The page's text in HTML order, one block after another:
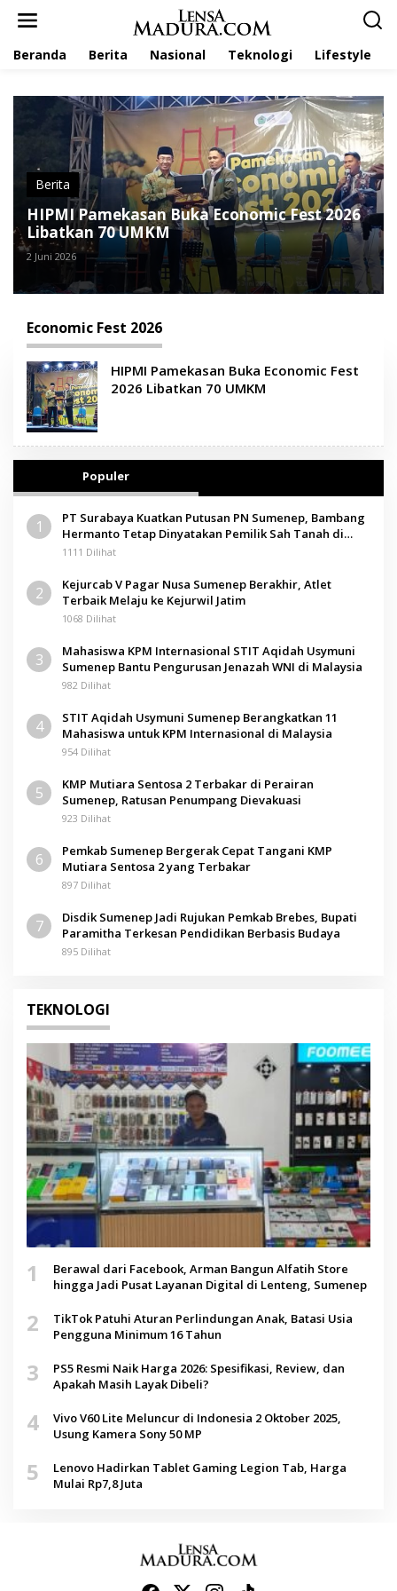
Beranda Berita Nasional Teknologi Lifestyle
Berita
HIPMI Pamekasan Buka Economic Fest 2026
Libatkan 70 UMKM
2 Juni 2026
Economic Fest 2026
HIPMI Pamekasan Buka Economic Fest
2026 Libatkan 70 UMKM
Populer
1
PT Surabaya Kuatkan Putusan PN Sumenep, Bambang
Hermanto Tetap Dinyatakan Pemilik Sah Tanah di
Pamolokan
1111 Dilihat
2
Kejurcab V Pagar Nusa Sumenep Berakhir, Atlet
Terbaik Melaju ke Kejurwil Jatim
1068 Dilihat
3
Mahasiswa KPM Internasional STIT Aqidah Usymuni
Sumenep Bantu Pengurusan Jenazah WNI di Malaysia
982 Dilihat
4
STIT Aqidah Usymuni Sumenep Berangkatkan 11
Mahasiswa untuk KPM Internasional di Malaysia
954 Dilihat
5
KMP Mutiara Sentosa 2 Terbakar di Perairan
Sumenep, Ratusan Penumpang Dievakuasi
923 Dilihat
6
Pemkab Sumenep Bergerak Cepat Tangani KMP
Mutiara Sentosa 2 yang Terbakar
897 Dilihat
7
Disdik Sumenep Jadi Rujukan Pemkab Brebes, Bupati
Paramitha Terkesan Pendidikan Berbasis Budaya
895 Dilihat
TEKNOLOGI
1
Berawal dari Facebook, Arman Bangun Alfatih Store
hingga Jadi Pusat Layanan Digital di Lenteng, Sumenep
2
TikTok Patuhi Aturan Perlindungan Anak, Batasi Usia
Pengguna Minimum 16 Tahun
3
PS5 Resmi Naik Harga 2026: Spesifikasi, Review, dan
Apakah Masih Layak Dibeli?
4
Vivo V60 Lite Meluncur di Indonesia 2 Oktober 2025,
Usung Kamera Sony 50 MP
5
Lenovo Hadirkan Tablet Gaming Legion Tab, Harga
Mulai Rp7,8 Juta